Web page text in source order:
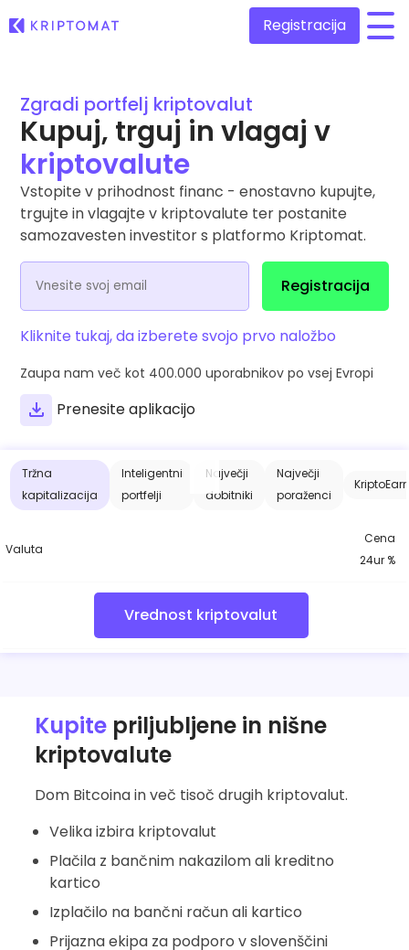
Vse cene
Več kot 300 kriptovalut
Največji dobitniki in poraženci
Poiščite naložbene priložnosti
Nedavno dodani
Na novo dodane kriptovalute
Kaj če bi kupil 100 EUR…
...danes bi bil vreden
Kupi & Prodaj kripto
Kupite več kot 300 kriptovalut
Menjaj Kripto
Inteligentni portfelji
Pameten način vlaganja v kriptovalute
Kriptomat denarnica
Varna in enostavna kripto denarnica
Raziskovalec naložb
Najdi svojo kripto strategijo
KriptoEarn
Zaslužite nagrade s svojim kriptovalutami
Trezor
Opozorila o ceni
Ažurne informacije o cenah vaših najljubših žetonov
Analitika portfelja
Pametni vpogledi za optimalno učinkovitost
Registracija
Zgradi portfelj kriptovalut
Kupuj, trguj in vlagaj v
kriptovalute
Vstopite v prihodnost financ - enostavno kupujte,
trgujte in vlagajte v kriptovalute ter postanite
samozavesten investitor s platformo Kriptomat.
Registracija
Kliknite tukaj, da izberete svojo prvo naložbo
Zaupa nam več kot 400.000 uporabnikov po vsej Evropi
Prenesite aplikacijo
Tržna
kapitalizacija
Inteligentni
portfelji
Največji
dobitniki
Največji
poraženci
Valuta
Cena
24ur %
Vrednost kriptovalut
Kupite priljubljene in nišne
kriptovalute
Dom Bitcoina in več tisoč drugih kriptovalut.
Velika izbira kriptovalut
Plačila z bančnim nakazilom ali kreditno
kartico
Izplačilo na bančni račun ali kartico
Prijazna ekipa za podporo v slovenščini